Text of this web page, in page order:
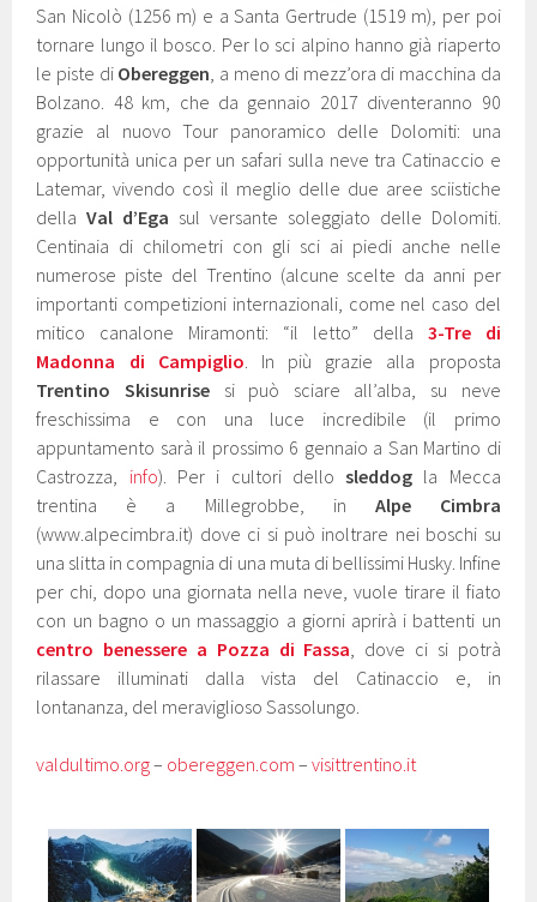
San Nicolò (1256 m) e a Santa Gertrude (1519 m), per poi
tornare lungo il bosco. Per lo sci alpino hanno già riaperto
le piste di Obereggen , a meno di mezz’ora di macchina da
Bolzano. 48 km, che da gennaio 2017 diventeranno 90
grazie al nuovo Tour panoramico delle Dolomiti: una
opportunità unica per un safari sulla neve tra Catinaccio e
Latemar, vivendo così il meglio delle due aree sciistiche
dellaVal d’Ega sul versante soleggiato delle Dolomiti.
Centinaia di chilometri con gli sci ai piedi anche nelle
numerose piste del Trentino (alcune scelte da anni per
importanti competizioni internazionali, come nel caso del
mitico canalone Miramonti: “il letto” della 3-Tre di
Madonna di Campiglio . In più grazie alla proposta
Trentino Skisunrisesi può sciare all’alba, su neve
freschissima e con una luce incredibile (il primo
appuntamento sarà il prossimo 6 gennaio a San Martino di
Castrozza, info). Per i cultori dellosleddog la Mecca
trentina è a Millegrobbe, in Alpe Cimbra
(www.alpecimbra.it) dove ci si può inoltrare nei boschi su
una slitta in compagnia di una muta di bellissimi Husky. Infine
per chi, dopo una giornata nella neve, vuole tirare il fiato
con un bagno o un massaggio a giorni aprirà i battenti un
centro benessere a Pozza di Fassa , dove ci si potrà
rilassare illuminati dalla vista del Catinaccio e, in
lontananza, del meraviglioso Sassolungo.
valdultimo.org– obereggen.com –visittrentino.it